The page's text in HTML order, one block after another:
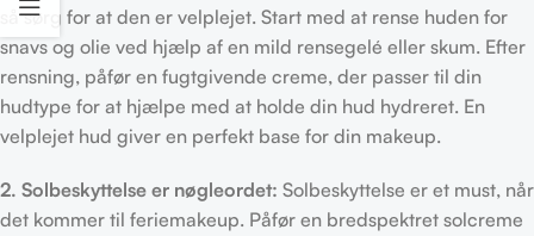
så sørg for at den er velplejet. Start med at rense huden for
snavs og olie ved hjælp af en mild rensegelé eller skum. Efter
rensning, påfør en fugtgivende creme, der passer til din
hudtype for at hjælpe med at holde din hud hydreret. En
velplejet hud giver en perfekt base for din makeup.
2. Solbeskyttelse er nøgleordet: Solbeskyttelse er et must, når
det kommer til feriemakeup. Påfør en bredspektret solcreme